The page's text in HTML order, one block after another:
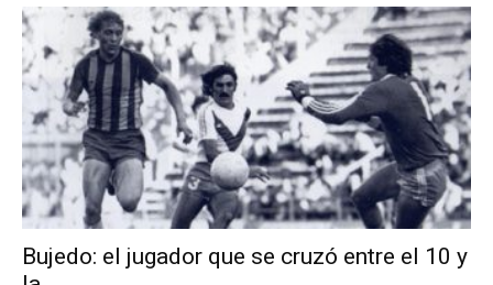
Bujedo: el jugador que se cruzó entre el 10 y